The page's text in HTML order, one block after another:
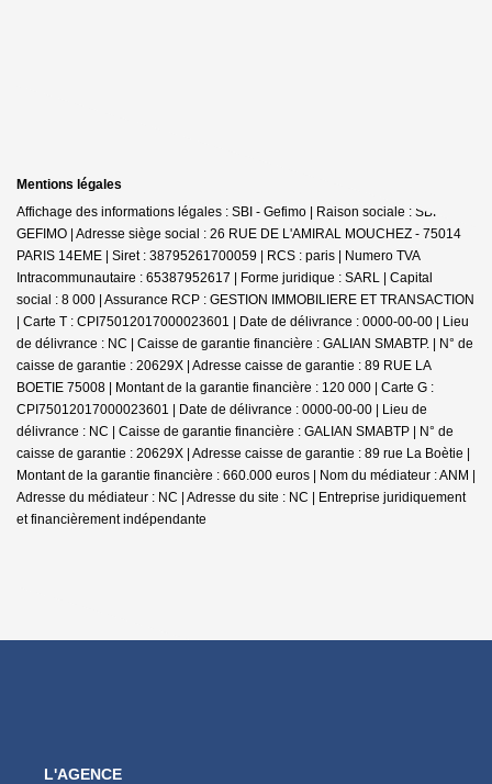
Mentions légales
Affichage des informations légales : SBI - Gefimo | Raison sociale : SBI
GEFIMO | Adresse siège social : 26 RUE DE L'AMIRAL MOUCHEZ - 75014
PARIS 14EME | Siret : 38795261700059 | RCS : paris | Numero TVA
Intracommunautaire : 65387952617 | Forme juridique : SARL | Capital
social : 8 000 | Assurance RCP : GESTION IMMOBILIERE ET TRANSACTION
| Carte T : CPI75012017000023601 | Date de délivrance : 0000-00-00 | Lieu
de délivrance : NC | Caisse de garantie financière : GALIAN SMABTP. | N° de
caisse de garantie : 20629X | Adresse caisse de garantie : 89 RUE LA
BOETIE 75008 | Montant de la garantie financière : 120 000 | Carte G :
CPI75012017000023601 | Date de délivrance : 0000-00-00 | Lieu de
délivrance : NC | Caisse de garantie financière : GALIAN SMABTP | N° de
caisse de garantie : 20629X | Adresse caisse de garantie : 89 rue La Boètie |
Montant de la garantie financière : 660.000 euros | Nom du médiateur : ANM |
Adresse du médiateur : NC | Adresse du site : NC | Entreprise juridiquement
et financièrement indépendante
L'AGENCE